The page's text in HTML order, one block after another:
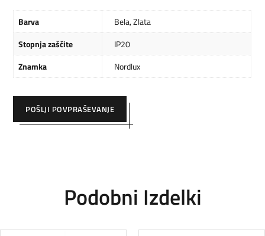
Barva Bela,Zlata
Stopnja zaščite
IP20
Znamka
Nordlux
POŠLJI POVPRAŠEVANJE
Podobni Izdelki